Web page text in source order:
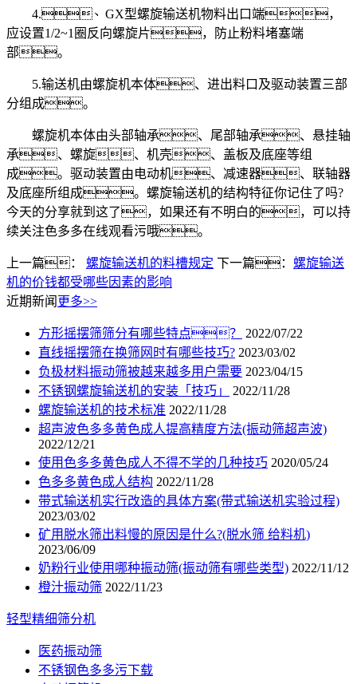
4.、GX型螺旋输送机物料出口端，
应设置1/2~1圈反向螺旋片，防止粉料堵塞端
部。
5.输送机由螺旋机本体、进出料口及驱动装置三部
分组成。
螺旋机本体由头部轴承、尾部轴承、悬挂轴
承、螺旋、机壳、盖板及底座等组
成。驱动装置由电动机、减速器、联轴器
及底座所组成。螺旋输送机的结构特征你记住了吗?
今天的分享就到这了，如果还有不明白的，可以持
续关注色多多在线观看污哦。
上一篇： 螺旋输送机的料槽规定 下一篇： 螺旋输送
机的价钱都受哪些因素的影响
近期新闻 更多>>
方形摇摆筛筛分有哪些特点？
2022/07/22
直线摇摆筛在换筛网时有哪些技巧? 2023/03/02
负极材料振动筛被越来越多用户需要 2023/04/15
不锈钢螺旋输送机的安装「技巧」
2022/11/28
螺旋输送机的技术标准 2022/11/28
超声波色多多黄色成人提高精度方法(振动筛超声波)
2022/12/21
使用色多多黄色成人不得不学的几种技巧 2020/05/24
色多多黄色成人结构 2022/11/28
带式输送机实行改造的具体方案(带式输送机实验过程)
2023/03/02
矿用脱水筛出料慢的原因是什么?(脱水筛 给料机)
2023/06/09
奶粉行业使用哪种振动筛(振动筛有哪些类型) 2022/11/12
橙汁振动筛 2022/11/23
轻型精细筛分机
医药振动筛
不锈钢色多多污下载